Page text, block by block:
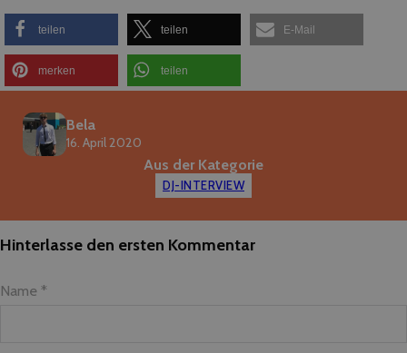
teilen teilen E-Mail
merken teilen
Bela
16. April 2020
Aus der Kategorie
DJ-INTERVIEW
Hinterlasse den ersten Kommentar
Name *